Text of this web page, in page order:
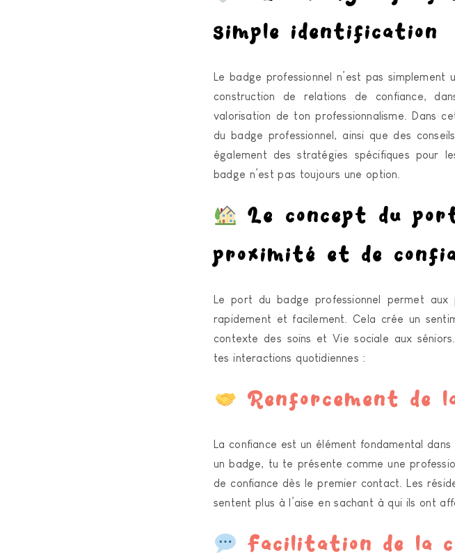
simple identification
Le badge professionnel n’est pas
construction de relations de confiance,
valorisation de ton professionnalisme. Dans
du badge professionnel, ainsi que des
également des stratégies spécifiques pour
badge n’est pas toujours une option.
Le concept du
proximité et de
Le port du badge professionnel permet
rapidement et facilement. Cela crée un
contexte des soins et Vie sociale aux
tes interactions quotidiennes :
Renforcement de
La confiance est un élément fondamental
un badge, tu te présente comme une
de confiance dès le premier contact. Les
sentent plus à l’aise en sachant à qui ils ont
Facilitation de la